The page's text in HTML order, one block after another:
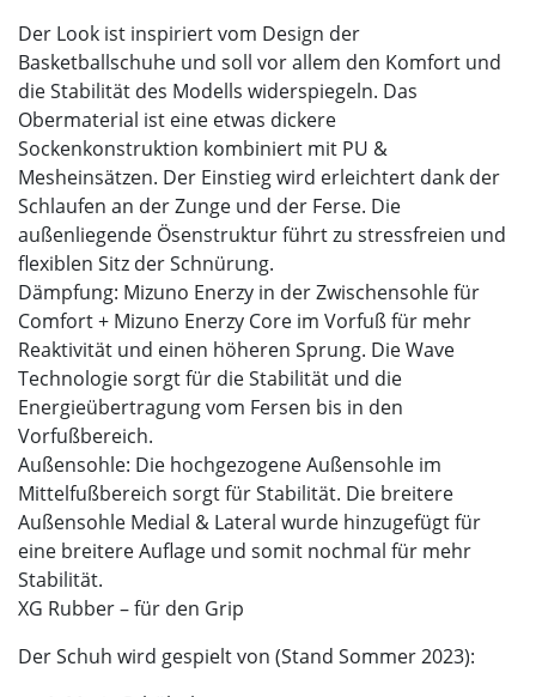
Der Look ist inspiriert vom Design der
Basketballschuhe und soll vor allem den Komfort und
die Stabilität des Modells widerspiegeln. Das
Obermaterial ist eine etwas dickere
Sockenkonstruktion kombiniert mit PU &
Mesheinsätzen. Der Einstieg wird erleichtert dank der
Schlaufen an der Zunge und der Ferse. Die
außenliegende Ösenstruktur führt zu stressfreien und
flexiblen Sitz der Schnürung.
Dämpfung: Mizuno Enerzy in der Zwischensohle für
Comfort + Mizuno Enerzy Core im Vorfuß für mehr
Reaktivität und einen höheren Sprung. Die Wave
Technologie sorgt für die Stabilität und die
Energieübertragung vom Fersen bis in den
Vorfußbereich.
Außensohle: Die hochgezogene Außensohle im
Mittelfußbereich sorgt für Stabilität. Die breitere
Außensohle Medial & Lateral wurde hinzugefügt für
eine breitere Auflage und somit nochmal für mehr
Stabilität.
XG Rubber – für den Grip
Der Schuh wird gespielt von (Stand Sommer 2023):